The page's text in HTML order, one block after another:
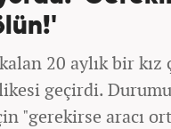
20 aylık bir kız
geçirdi.
"gerekirse aracı